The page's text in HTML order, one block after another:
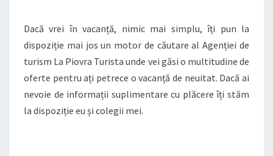
Dacă vrei în vacanță, nimic mai simplu, îți pun la
dispoziție mai jos un motor de căutare al Agenției de
turism La Piovra Turista unde vei găsi o multitudine de
oferte pentru ați petrece o vacanță de neuitat. Dacă ai
nevoie de informații suplimentare cu plăcere îți stăm
la dispoziție eu și colegii mei.